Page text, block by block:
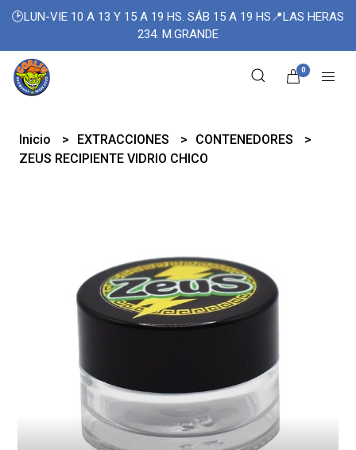
🕑LUN-VIE 10 A 13 Y 15 A 19 HS. SÁB 15 A 19 HS📍LAS HERAS
234. M.GRANDE
0
Inicio EXTRACCIONES
CONTENEDORES
ZEUS RECIPIENTE VIDRIO CHICO